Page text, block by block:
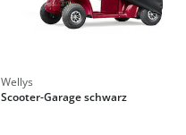
Wellys
Scooter-Garage schwarz